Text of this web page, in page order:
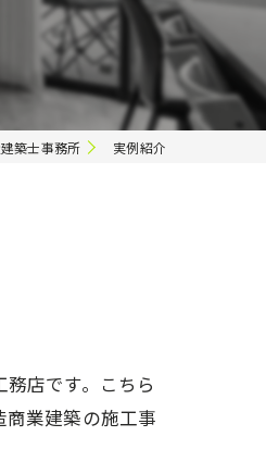
築士事務所 実例紹介
店です。こちら
業建築の施工事